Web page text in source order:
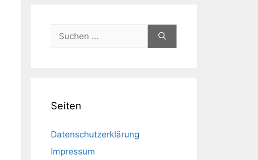
Suchen
nach:
Seiten
Datenschutzerklärung
Impressum